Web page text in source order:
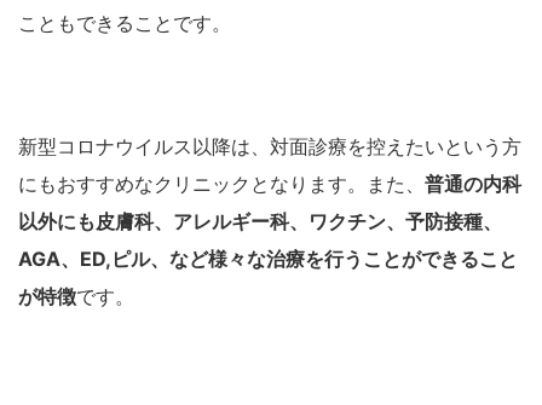
こともできることです。
新型コロナウイルス以降は、対面診療を控えたいという方
にもおすすめなクリニックとなります。また、 普通の内科
以外にも皮膚科、アレルギー科、ワクチン、予防接種、
AGA、ED,ピル、など様々な治療を行うことができること
が特徴です。